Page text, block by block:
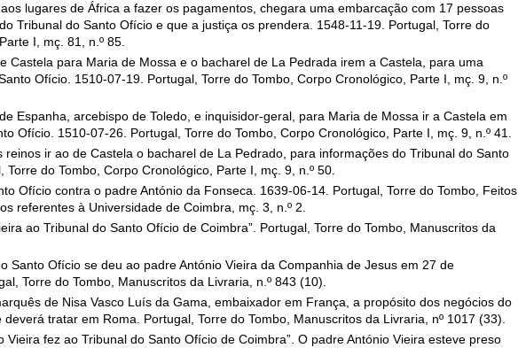
lugares de África a fazer os pagamentos, chegara uma embarcação com 17 pessoas
Tribunal do Santo Ofício e que a justiça os prendera. 1548-11-19. Portugal, Torre do
I, mç. 81, n.º 85.
Castela para Maria de Mossa e o bacharel de La Pedrada irem a Castela, para uma
Ofício. 1510-07-19. Portugal, Torre do Tombo, Corpo Cronológico, Parte I, mç. 9, n.º
Espanha, arcebispo de Toledo, e inquisidor-geral, para Maria de Mossa ir a Castela em
Ofício. 1510-07-26. Portugal, Torre do Tombo, Corpo Cronológico, Parte I, mç. 9, n.º 41.
ir ao de Castela o bacharel de La Pedrado, para informações do Tribunal do Santo
do Tombo, Corpo Cronológico, Parte I, mç. 9, n.º 50.
Ofício contra o padre António da Fonseca. 1639-06-14. Portugal, Torre do Tombo, Feitos
referentes à Universidade de Coimbra, mç. 3, n.º 2.
ao Tribunal do Santo Ofício de Coimbra”. Portugal, Torre do Tombo, Manuscritos da
Santo Ofício se deu ao padre António Vieira da Companhia de Jesus em 27 de
Torre do Tombo, Manuscritos da Livraria, n.º 843 (10).
de Nisa Vasco Luís da Gama, embaixador em França, a propósito dos negócios do
tratar em Roma. Portugal, Torre do Tombo, Manuscritos da Livraria, nº 1017 (33).
Vieira fez ao Tribunal do Santo Ofício de Coimbra”. O padre António Vieira esteve preso